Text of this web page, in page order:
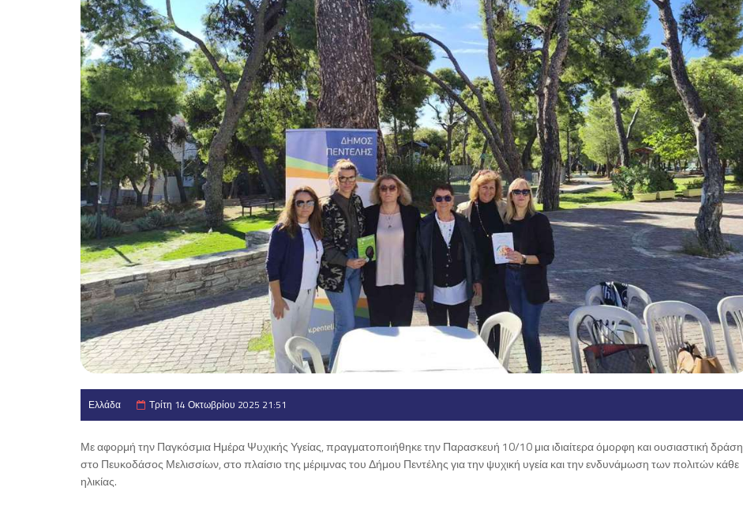
Ελλάδα Τρίτη 14 Οκτωβρίου 2025 21:51
Με αφορμή την Παγκόσμια Ημέρα Ψυχικής Υγείας, πραγματοποιήθηκε την Παρασκευή 10/10 μια ιδιαίτερα όμορφη και ουσιαστική δράση
στο Πευκοδάσος Μελισσίων, στο πλαίσιο της μέριμνας του Δήμου Πεντέλης για την ψυχική υγεία και την ενδυνάμωση των πολιτών κάθε
ηλικίας.